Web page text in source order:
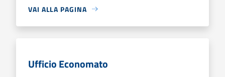
VAI ALLA PAGINA
Ufficio Economato